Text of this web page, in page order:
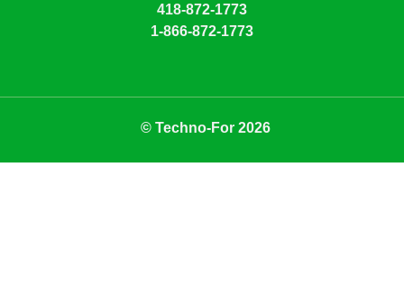
418-872-1773
1-866-872-1773
© Techno-For 2026